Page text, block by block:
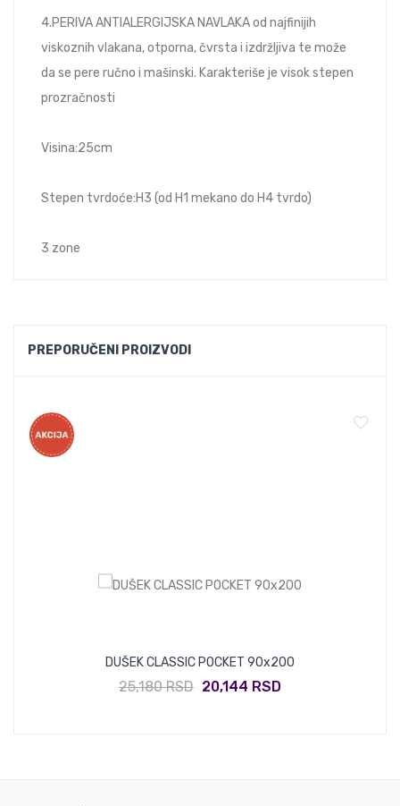
4.PERIVA ANTIALERGIJSKA NAVLAKA od najfinijih
viskoznih vlakana, otporna, čvrsta i izdržljiva te može
da se pere ručno i mašinski. Karakteriše je visok stepen
prozračnosti
Visina:25cm
Stepen tvrdoće:H3 (od H1 mekano do H4 tvrdo)
3 zone
PREPORUČENI PROIZVODI
DUŠEK CLASSIC POCKET 90x200
25,180 RSD 20,144 RSD